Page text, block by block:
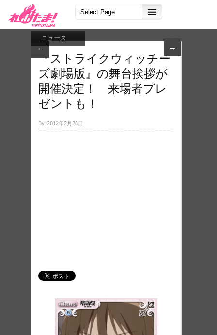
← →
ニュース
『ストライクウィッチー
ズ劇場版』の舞台挨拶が
開催決定！ 来場者プレ
ゼントも！
By, 2012年2月28日